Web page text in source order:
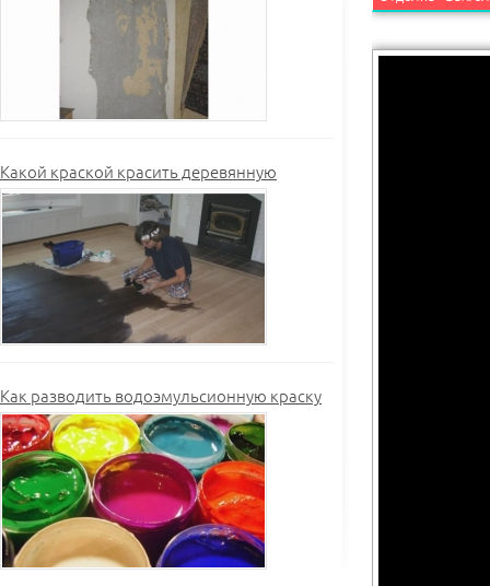
Какой краской красить деревянную
Как разводить водоэмульсионную краску